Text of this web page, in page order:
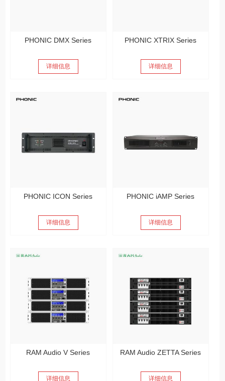
PHONIC DMX Series
详细信息
PHONIC XTRIX Series
详细信息
PHONIC ICON Series
详细信息
PHONIC iAMP Series
详细信息
RAM Audio V Series
详细信息
RAM Audio ZETTA Series
详细信息